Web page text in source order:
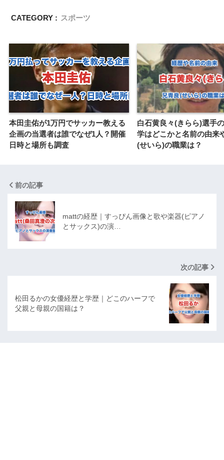
CATEGORY : スポーツ
本田圭佑が1万円でサッカー教える
企画の当選者は誰でなぜ1人？開催
日時と場所も調査
白石黄良々(きらら)選手
学はどこかと名前の由来
(せいら)の職業は？
前の記事
mattの経歴｜すっぴん画像と歌や楽器(ピアノ
とサックス)の演…
次の記事
松田るかの女優経歴と学歴｜どこのハーフで
父親と母親の国籍は？